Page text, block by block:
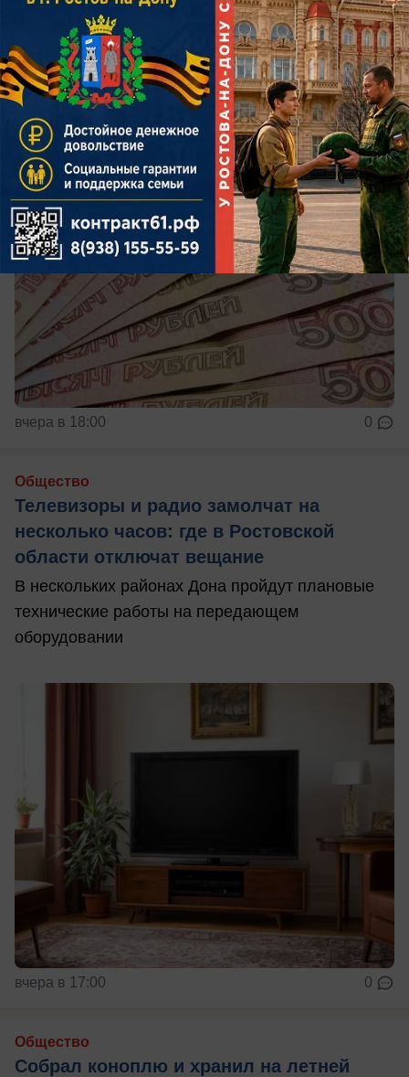
автоматически
В СФР объяснили, кому в Ростовской области
могут назначить пенсию в упрощенном порядке
вчера в 18:00 0
Общество
Телевизоры и радио замолчат на
несколько часов: где в Ростовской
области отключат вещание
В нескольких районах Дона пройдут плановые
технические работы на передающем
оборудовании
вчера в 17:00 0
Общество
Собрал коноплю и хранил на летней